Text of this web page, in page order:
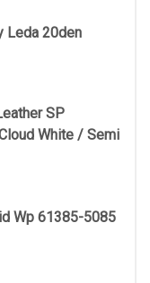
Leda 20den
SP
White / Semi
Wp 61385-5085